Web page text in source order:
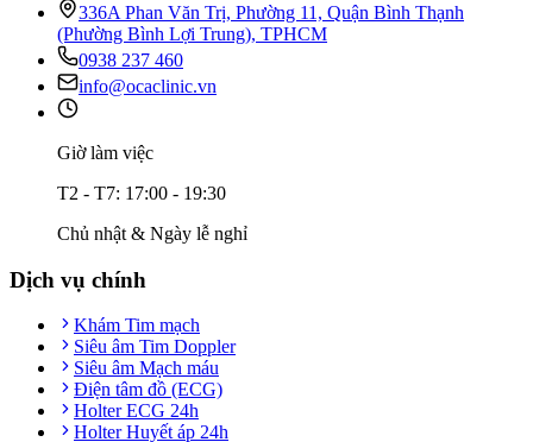
336A Phan Văn Trị, Phường 11, Quận Bình Thạnh
(Phường Bình Lợi Trung), TPHCM
0938 237 460
info@ocaclinic.vn
Giờ làm việc
T2 - T7: 17:00 - 19:30
Chủ nhật & Ngày lễ nghỉ
Dịch vụ chính
Khám Tim mạch
Siêu âm Tim Doppler
Siêu âm Mạch máu
Điện tâm đồ (ECG)
Holter ECG 24h
Holter Huyết áp 24h